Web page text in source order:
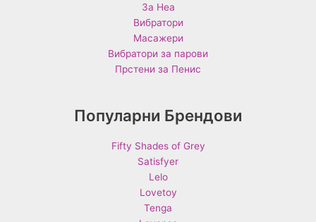
За Неа
Вибратори
Масажери
Вибратори за парови
Прстени за Пенис
Популарни Брендови
Fifty Shades of Grey
Satisfyer
Lelo
Lovetoy
Tenga